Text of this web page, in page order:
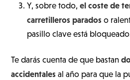
Y, sobre todo,el coste de
carretilleros parados o
pasillo clave está
Te darás cuenta de que bastan
accidentales al año para que la